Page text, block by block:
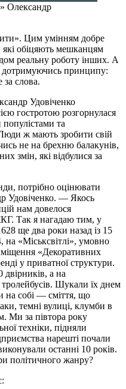
Олександр
Цим умінням добре
які обіцяють мешканцям
реальну роботу інших. А
принципу:
за слова.
Удовіченко
гостротою розгорнулася
та
ж мають зробити свій
не на брехню балакунів,
змін, які відбулися за
потрібно оцінювати
Удовіченко. — Якось
нам довелося
Так я нагадаю тим, у
ще два роки назад із 15
на «Міськсвітлі», умовно
«Декоративних
у приватної структури.
а на
Шукали їх днем
на собі — сміття, що
темні вулиці, клумби в
Ми за півтора року
техніки, підняли
нарешті почали
останні 10 років.
політичного жанру?